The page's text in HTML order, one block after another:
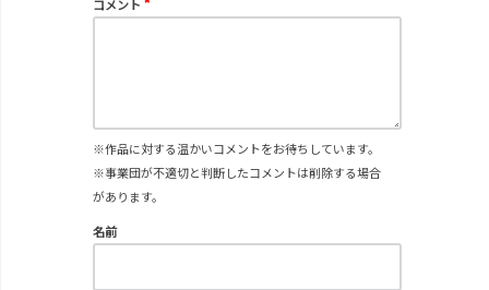
コメント
※作品に対する温かいコメントをお待ちしています。
※事業団が不適切と判断したコメントは削除する場合
があります。
名前